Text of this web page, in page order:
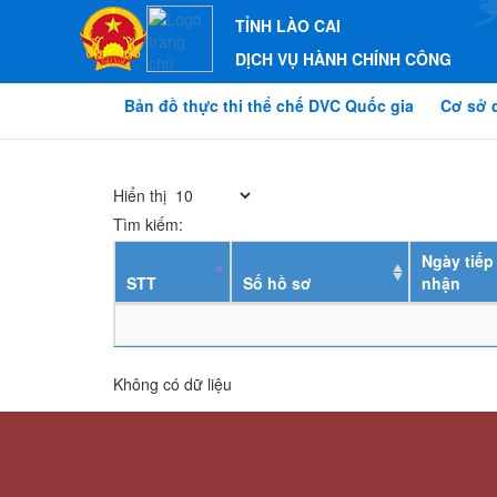
TỈNH LÀO CAI
DỊCH VỤ HÀNH CHÍNH CÔNG
Bản đồ thực thi thể chế DVC Quốc gia Cơ sở
Hiển thị
Tìm kiếm:
STT Số hồ sơ
Ngày tiếp
nhận
Không có dữ liệu